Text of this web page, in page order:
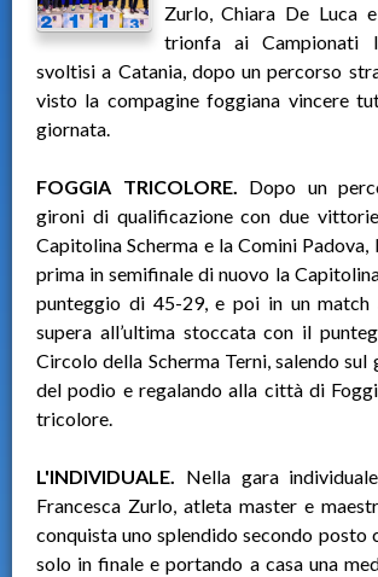
Zurlo, Chiara De Luca
trionfa ai Campionati
svoltisi a Catania, dopo un percorso
visto la compagine foggiana vincere
giornata.
FOGGIA TRICOLORE. Dopo un
gironi di qualificazione con due
Capitolina Scherma e la Comini Padova,
prima in semifinale di nuovo la
punteggio di 45-29, e poi in un match
supera all’ultima stoccata con il
Circolo della Scherma Terni, salendo
del podio e regalando alla città di
tricolore.
L'INDIVIDUALE. Nella gara
Francesca Zurlo, atleta master e
conquista uno splendido secondo posto
solo in finale e portando a casa una